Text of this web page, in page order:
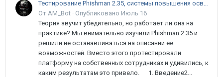
Тестирование Phishman 2.35, системы повышения осведомлённости пользователей в сфере ИБ
От AM_Bot · Опубликовано Июль 16
Теория звучит убедительно, но работает ли она на
практике? Мы внимательно изучили Phishman 2.35 и
решили не останавливаться на описании её
возможностей. Вместо этого протестировали
платформу на собственных сотрудниках и удивились, к
каким результатам это привело. 1. Введение2...